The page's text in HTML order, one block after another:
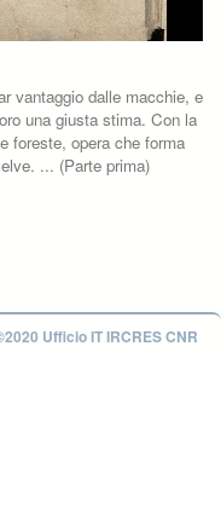
vantaggio dalle macchie, e
una giusta stima. Con la
foreste, opera che forma
... (Parte prima)
Ufficio IT IRCRES CNR